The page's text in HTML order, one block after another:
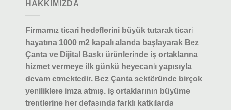
HAKKIMIZDA
Firmamız ticari hedeflerini büyük tutarak ticari
hayatına 1000 m2 kapalı alanda başlayarak Bez
Çanta ve Dijital Baskı ürünlerinde iş ortaklarına
hizmet vermeye ilk günkü heyecanlı yapısıyla
devam etmektedir. Bez Çanta sektöründe birçok
yeniliklere imza atmış, iş ortaklarının büyüme
trentlerine her defasında farklı katkılarda